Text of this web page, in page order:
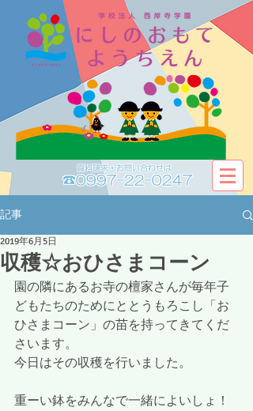
資料請求・お問い合わせは​​
☎0997-22-0247
記事
収穫☆おひさまコーン
2019年6月5日
園の隣にあるお寺の檀家さんが毎年子
どもたちのためにととうもろこし「お
ひさまコーン」の苗を持ってきてくだ
さいます。
今日はその収穫を行いました。
重ーい鉢をみんなで一緒によいしょ！